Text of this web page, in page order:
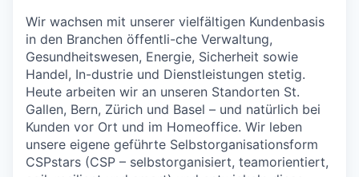
Wir wachsen mit unserer vielfältigen Kundenbasis
in den Branchen öffentli-che Verwaltung,
Gesundheitswesen, Energie, Sicherheit sowie
Handel, In-dustrie und Dienstleistungen stetig.
Heute arbeiten wir an unseren Standorten St.
Gallen, Bern, Zürich und Basel – und natürlich bei
Kunden vor Ort und im Homeoffice. Wir leben
unsere eigene geführte Selbstorganisationsform
CSPstars (CSP – selbstorganisiert, teamorientiert,